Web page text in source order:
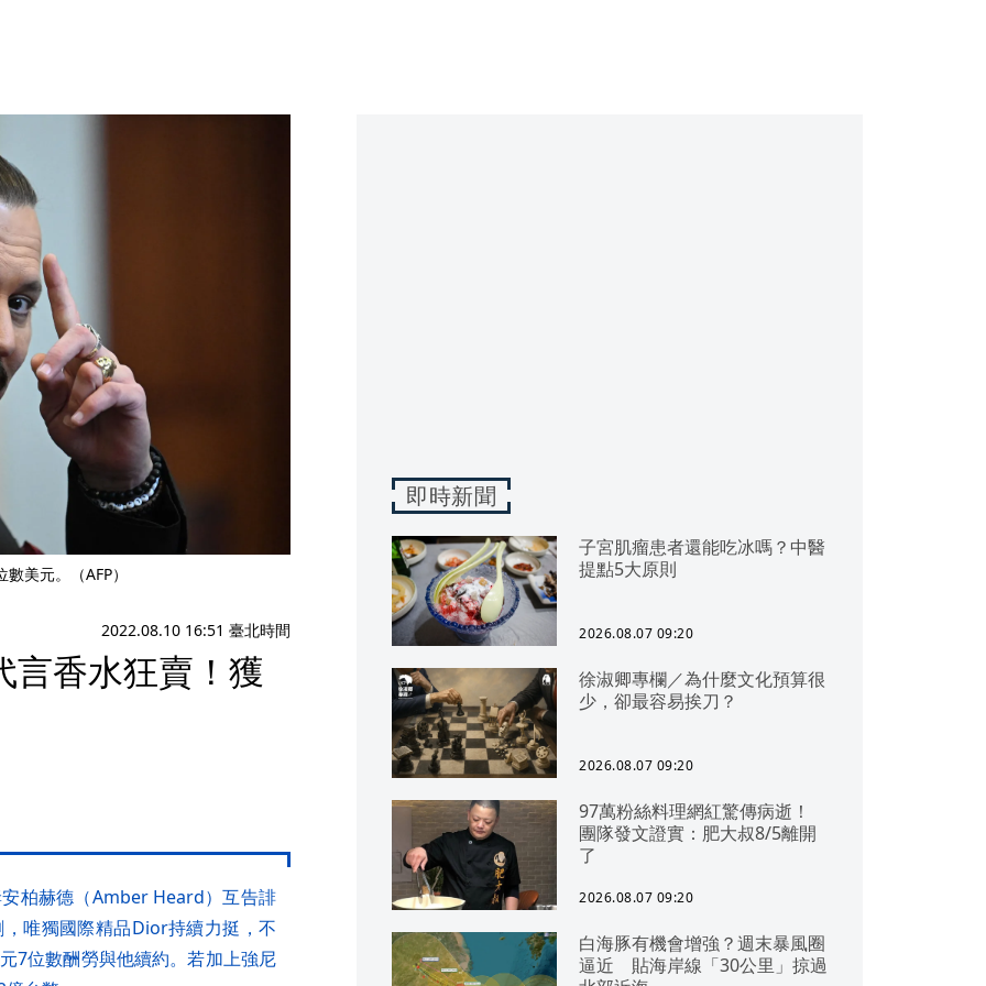
美元。（AFP）
2022.08.10 16:51 臺北時間
香水狂賣！獲
柏赫德（Amber Heard）互告誹
唯獨國際精品Dior持續力挺，不
7位數酬勞與他續約。若加上強尼
即時新聞
子宮肌瘤患者還能吃冰嗎？中醫
提點5大原則
2026.08.07 09:20
徐淑卿專欄／為什麼文化預算很
少，卻最容易挨刀？
2026.08.07 09:20
97萬粉絲料理網紅驚傳病逝！
團隊發文證實：肥大叔8/5離開
了
2026.08.07 09:20
白海豚有機會增強？週末暴風圈
逼近 貼海岸線「30公里」掠過